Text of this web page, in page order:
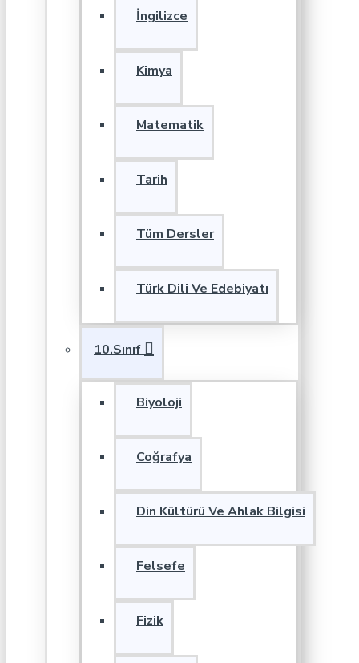
İngilizce
Kimya
Matematik
Tarih
Tüm Dersler
Türk Dili Ve Edebiyatı
10.Sınıf
Biyoloji
Coğrafya
Din Kültürü Ve Ahlak Bilgisi
Felsefe
Fizik